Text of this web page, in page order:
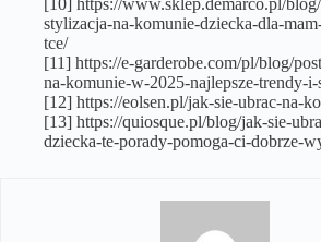
stylizacja-na-komunie-dziecka-dla-
tce/
[11] https://e-garderobe.com/pl/blog/
na-komunie-w-2025-najlepsze-trendy-
[12] https://eolsen.pl/jak-sie-ubrac-na-
[13] https://quiosque.pl/blog/jak-sie-
dziecka-te-porady-pomoga-ci-dobrze-